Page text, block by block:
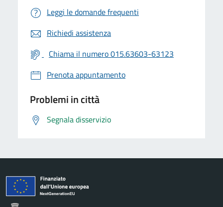
Leggi le domande frequenti
Richiedi assistenza
Chiama il numero 015.63603-63123
Prenota appuntamento
Problemi in città
Segnala disservizio